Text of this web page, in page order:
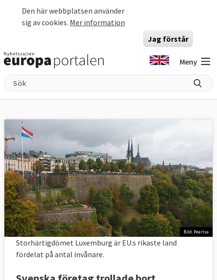
Den här webbplatsen använder
sig av cookies. Mer information
Jag förstår
Meny
Bild: Pearlsa
Storhärtigdömet Luxemburg är EU:s rikaste land
fördelat på antal invånare.